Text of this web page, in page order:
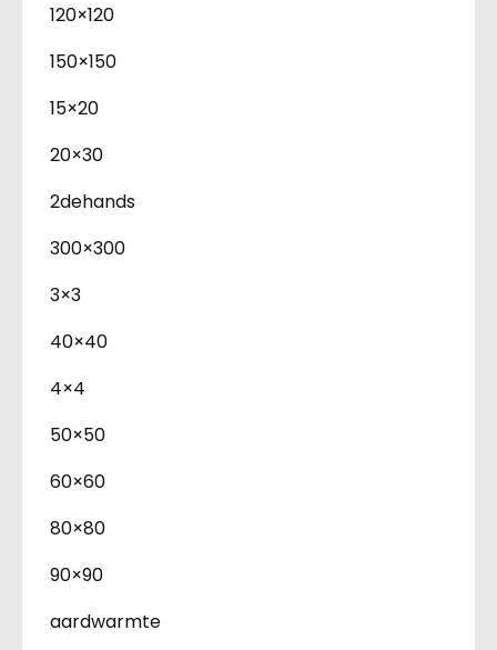
120×120
150×150
15×20
20×30
2dehands
300×300
3×3
40×40
4×4
50×50
60×60
80×80
90×90
aardwarmte